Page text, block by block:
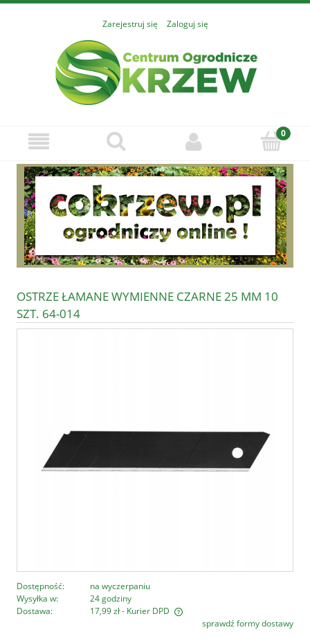
Zarejestruj się Zaloguj się
OSTRZE ŁAMANE WYMIENNE CZARNE 25 MM 10
SZT. 64-014
Dostępność:
na wyczerpaniu
Wysyłka w:
24 godziny
Dostawa:
17,99 zł- Kurier DPD
Cena nie zawiera ewentualnych kosztów płatnościsprawdź formy dostawy